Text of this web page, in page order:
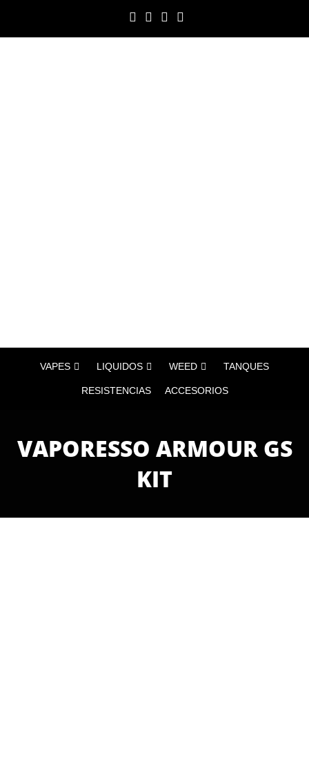
VAPES LIQUIDOS WEED TANQUES
RESISTENCIAS ACCESORIOS
VAPORESSO ARMOUR GS
KIT